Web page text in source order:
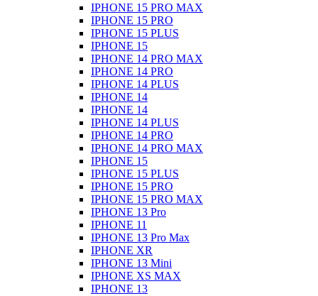
IPHONE 15 PRO MAX
IPHONE 15 PRO
IPHONE 15 PLUS
IPHONE 15
IPHONE 14 PRO MAX
IPHONE 14 PRO
IPHONE 14 PLUS
IPHONE 14
IPHONE 14
IPHONE 14 PLUS
IPHONE 14 PRO
IPHONE 14 PRO MAX
IPHONE 15
IPHONE 15 PLUS
IPHONE 15 PRO
IPHONE 15 PRO MAX
IPHONE 13 Pro
IPHONE 11
IPHONE 13 Pro Max
IPHONE XR
IPHONE 13 Mini
IPHONE XS MAX
IPHONE 13